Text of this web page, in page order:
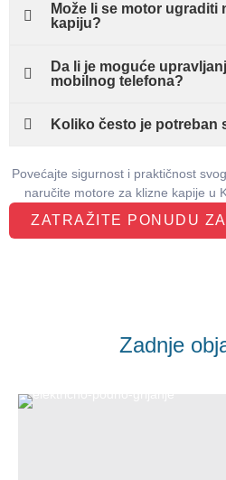
Može li se motor ugraditi
kapiju?
Da li je moguće
mobilnog telefona?
Koliko često je potreban
Povećajte sigurnost i praktičnost
naručite motore za klizne kapije u
ZATRAŽITE PONUDU
Zadnje